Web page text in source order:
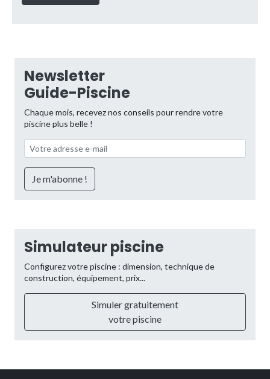
Newsletter
Guide-Piscine
Chaque mois, recevez nos conseils pour rendre votre
piscine plus belle !
Simulateur piscine
Configurez votre piscine : dimension, technique de
construction, équipement, prix...
Simuler gratuitement
votre piscine